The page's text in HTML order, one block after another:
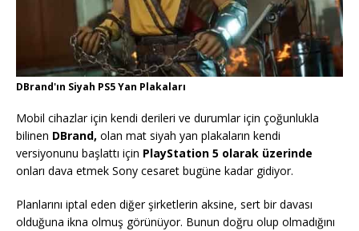
DBrand'ın Siyah PS5 Yan Plakaları
Mobil cihazlar için kendi derileri ve durumlar için çoğunlukla
bilinen DBrand, olan mat siyah yan plakaların kendi
versiyonunu başlattı için PlayStation 5 olarak üzerinde
onları dava etmek Sony cesaret bugüne kadar gidiyor.
Planlarını iptal eden diğer şirketlerin aksine, sert bir davası
olduğuna ikna olmuş görünüyor. Bunun doğru olup olmadığını